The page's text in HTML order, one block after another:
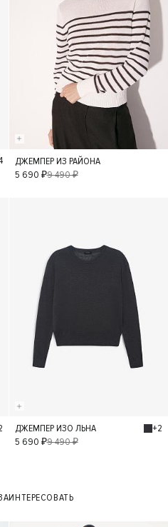
L M
ДЖЕМПЕР ИЗ РАЙОНА
5 690 ₽9 490 ₽
S L
ДЖЕМПЕР ИЗО ЛЬНА
+2
5 690 ₽9 490 ₽